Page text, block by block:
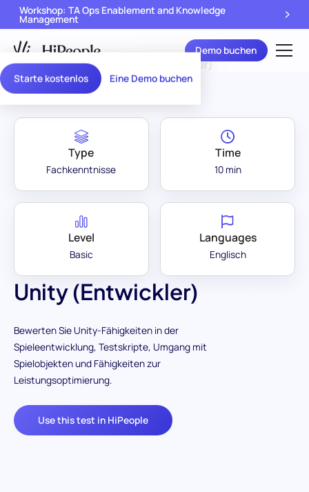
Starte kostenlos Eine Demo buchen
Workshop: TA Ops Enablement and Knowledge
Management
Demo buchen
Assessment Library Unity (Entwickler)
Unity (Entwickler)
Bewerten Sie Unity-Fähigkeiten in der
Spieleentwicklung, Testskripte, Umgang mit
Spielobjekten und Fähigkeiten zur
Leistungsoptimierung.
Use this test in HiPeople
Type
Fachkenntnisse
Time
10 min
Level
Basic
Languages
Englisch